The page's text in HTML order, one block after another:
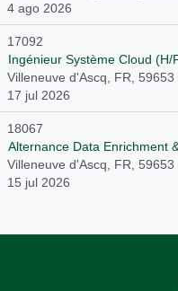
4 ago 2026
17092
Ingénieur Système Cloud (H/
Villeneuve d'Ascq, FR, 59653
17 jul 2026
18067
Alternance Data Enrichment
Villeneuve d'Ascq, FR, 59653
15 jul 2026